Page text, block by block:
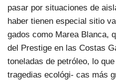
pasar por situaciones de
haber tienen especial sitio
gados como Marea Blanca,
del Prestige en las Costas
toneladas de petróleo, lo
tragedias ecológi- cas más